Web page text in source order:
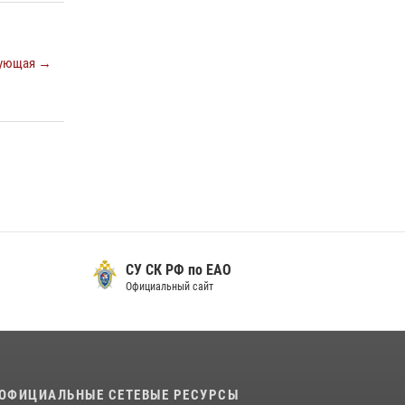
→
СУ СК РФ по ЕАО
Официальный сайт
СЕТЕВЫЕ РЕСУРСЫ